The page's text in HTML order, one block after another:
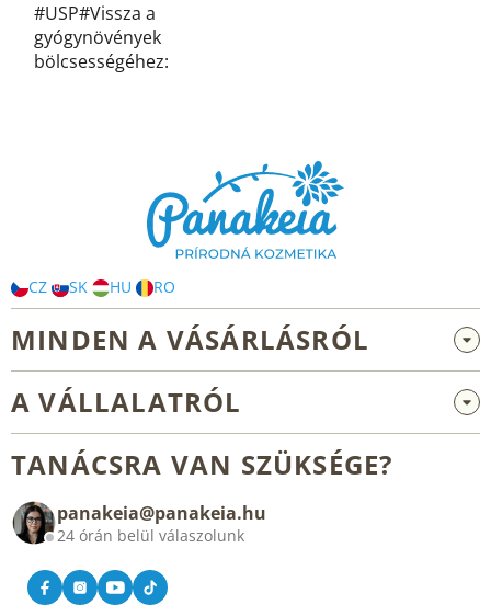
#USP#Vissza a
gyógynövények
bölcsességéhez:
CZ SK HU RO
MINDEN A VÁSÁRLÁSRÓL
Nagykereskedelem és együttműködés
Általános üzleti feltételek
A VÁLLALATRÓL
Kapcsolat
TANÁCSRA VAN SZÜKSÉGE?
panakeia@panakeia.hu
24 órán belül válaszolunk